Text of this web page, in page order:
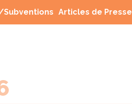
(current)
Articles de Presse